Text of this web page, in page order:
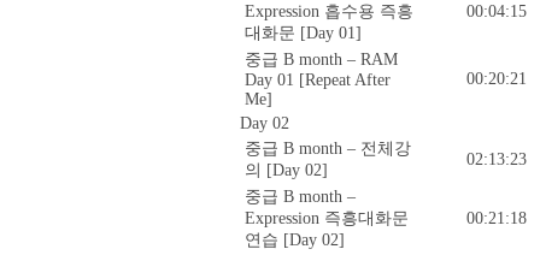
Expression 흡수용 즉흥
대화문 [Day 01]
00:04:15
중급 B month – RAM
Day 01 [Repeat After
Me]
00:20:21
Day 02
중급 B month – 전체강
의 [Day 02]
02:13:23
중급 B month –
Expression 즉흥대화문
연습 [Day 02]
00:21:18